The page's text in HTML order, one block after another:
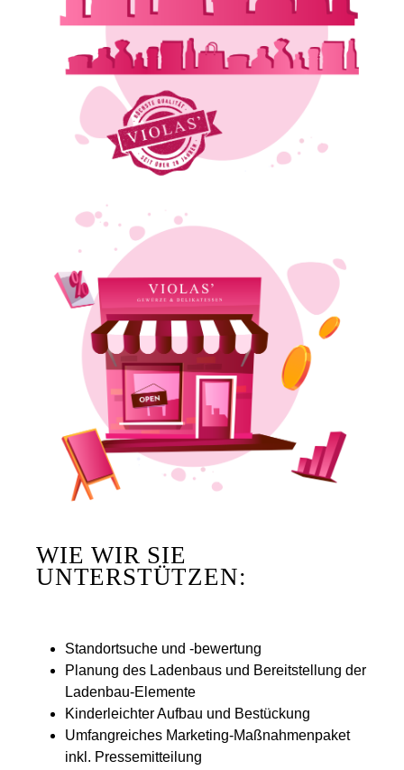
WIE WIR SIE
UNTERSTÜTZEN:
Standortsuche und -bewertung
Planung des Ladenbaus und Bereitstellung der
Ladenbau-Elemente
Kinderleichter Aufbau und Bestückung
Umfangreiches Marketing-Maßnahmenpaket
inkl. Pressemitteilung